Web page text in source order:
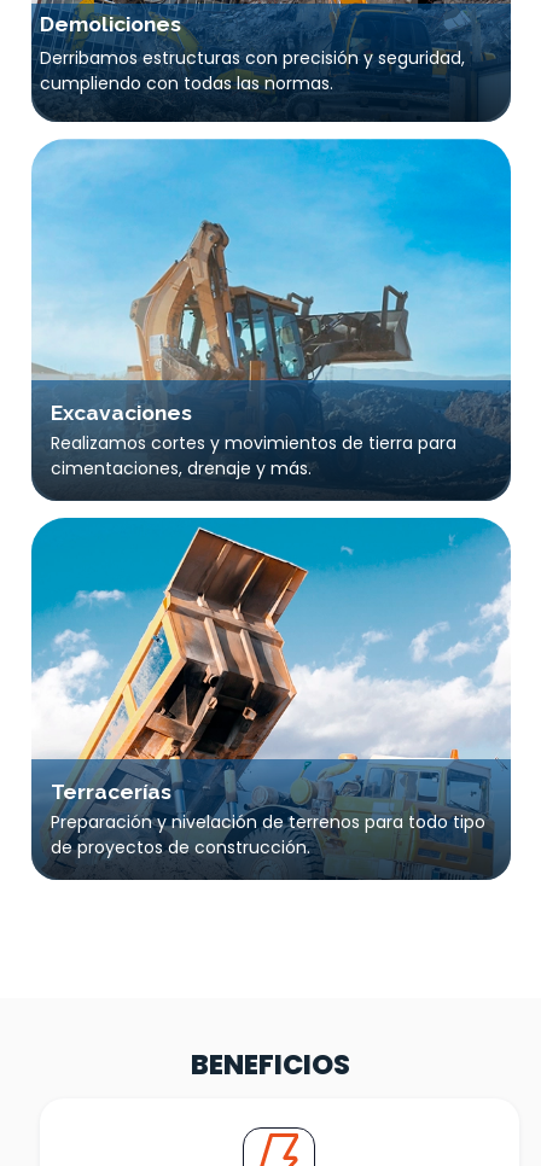
Demoliciones
Derribamos estructuras con precisión y seguridad,
cumpliendo con todas las normas.
Excavaciones
Realizamos cortes y movimientos de tierra para
cimentaciones, drenaje y más.
Terracerías
Preparación y nivelación de terrenos para todo tipo
de proyectos de construcción.
BENEFICIOS